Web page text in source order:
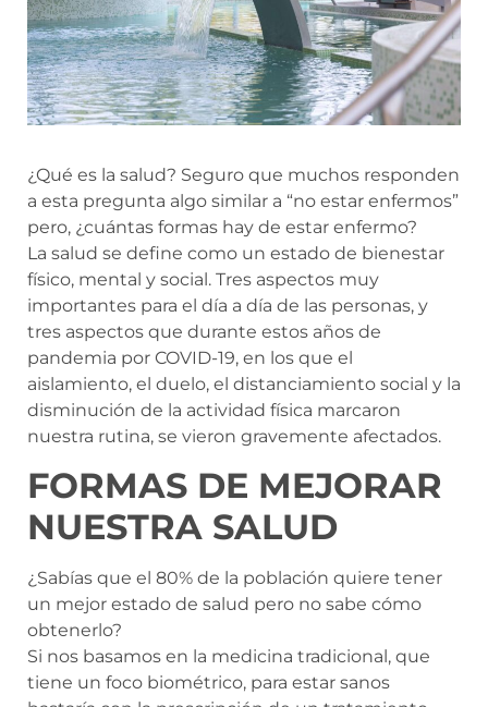
¿Qué es la salud? Seguro que muchos responden
a esta pregunta algo similar a “no estar enfermos”
pero, ¿cuántas formas hay de estar enfermo?
La salud se define como un estado de bienestar
físico, mental y social. Tres aspectos muy
importantes para el día a día de las personas, y
tres aspectos que durante estos años de
pandemia por COVID-19, en los que el
aislamiento, el duelo, el distanciamiento social y la
disminución de la actividad física marcaron
nuestra rutina, se vieron gravemente afectados.
FORMAS DE MEJORAR
NUESTRA SALUD
¿Sabías que el 80% de la población quiere tener
un mejor estado de salud pero no sabe cómo
obtenerlo?
Si nos basamos en la medicina tradicional, que
tiene un foco biométrico, para estar sanos